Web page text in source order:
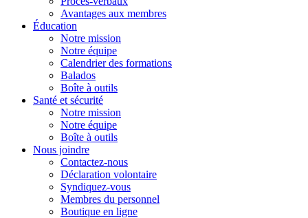
Avantages aux membres
Éducation
Notre mission
Notre équipe
Calendrier des formations
Balados
Boîte à outils
Santé et sécurité
Notre mission
Notre équipe
Boîte à outils
Nous joindre
Contactez-nous
Déclaration volontaire
Syndiquez-vous
Membres du personnel
Boutique en ligne